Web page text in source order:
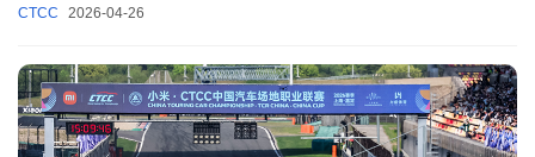
CTCC 2026-04-26